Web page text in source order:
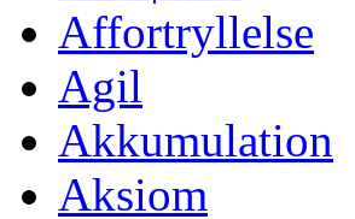
Affortryllelse
Agil
Akkumulation
Aksiom